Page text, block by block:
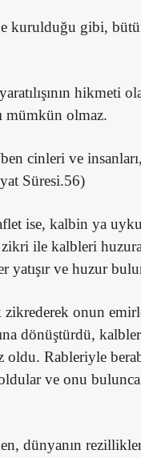
kurulduğu gibi,
hikmeti
mümkün olmaz.
cinleri ve
Süresi.56)
ise, kalbin ya
ile kalbleri
ve huzur
onun
dönüştürdü,
oldu. Rableriyle
ve onu
dünyanın